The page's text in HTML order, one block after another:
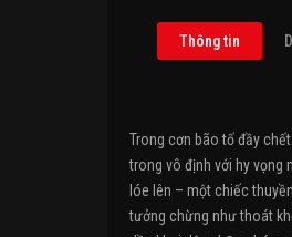
Thông tin
Trong cơn bão tố đầy
trong vô định với hy vọng
lóe lên – một chiếc
tưởng chừng như thoát